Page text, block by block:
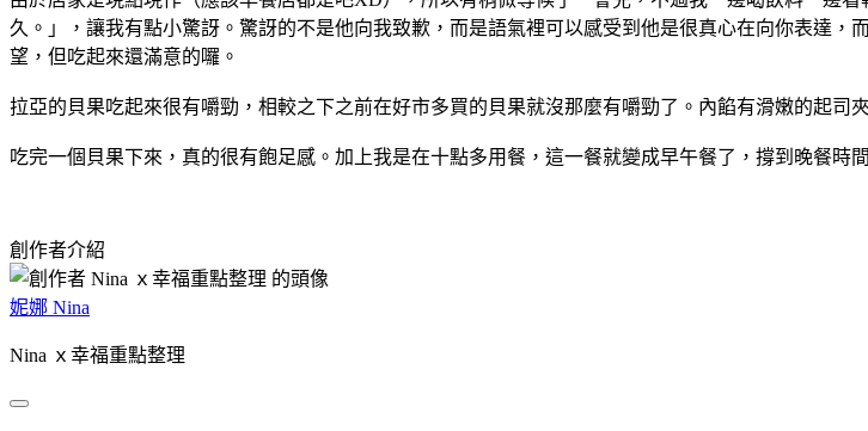
久。」，讓我有點小驚訝。驚訝的不是他向我致歉，而是語氣裡可以感受到他是很真心在向你表達
望，但吃起來還滿意的囉。
拉亞的貝果吃起來很有嚼勁，相較之下之前在好市多買的貝果就沒那麼有嚼勁了。內餡有滑嫩的起司
吃完一個貝果下來，真的很有飽足感。加上我是在十點多用餐，這一餐就變成早午餐了，撐到晚餐時
創作者介紹
妮娜 Nina
Nina ｘ幸福重點整理